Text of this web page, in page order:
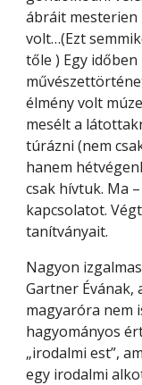
ábráit
volt…(Ezt
tőle ) Egy
élmény volt
mesélt a
túrázni (nem
hanem
csak hívtuk. Ma
kapcsolatot.
tanítványait.
Nagyon
Gartner Évának,
magyaróra nem
hagyományos
„irodalmi est”,
egy irodalmi